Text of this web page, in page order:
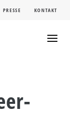
PRESSE KONTAKT